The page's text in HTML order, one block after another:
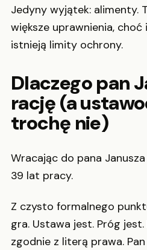
Jedyny wyjątek: alimenty.
większe uprawnienia,
istnieją limity ochrony.
Dlaczego pan
rację (a
trochę nie)
Wracając do pana
39 lat pracy.
Z czysto formalnego
gra. Ustawa jest. Próg jest.
zgodnie z literą prawa.